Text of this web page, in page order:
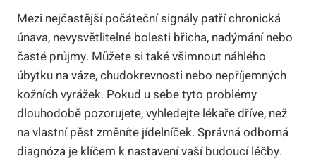
Mezi nejčastější počáteční signály patří chronická
únava, nevysvětlitelné bolesti břicha, nadýmání nebo
časté průjmy. Můžete si také všimnout náhlého
úbytku na váze, chudokrevnosti nebo nepříjemných
kožních vyrážek. Pokud u sebe tyto problémy
dlouhodobě pozorujete, vyhledejte lékaře dříve, než
na vlastní pěst změníte jídelníček. Správná odborná
diagnóza je klíčem k nastavení vaší budoucí léčby.